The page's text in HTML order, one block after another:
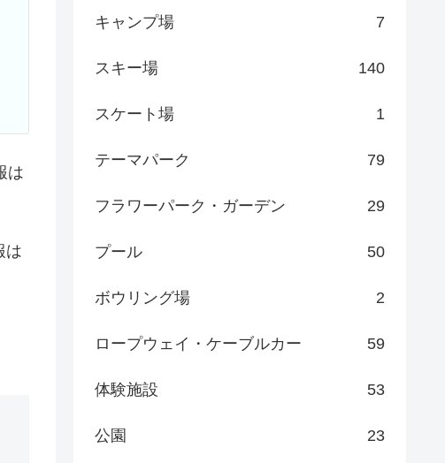
は
は
キャンプ場 7
スキー場 140
スケート場 1
テーマパーク 79
フラワーパーク・ガーデン 29
プール 50
ボウリング場 2
ロープウェイ・ケーブルカー 59
体験施設 53
公園 23